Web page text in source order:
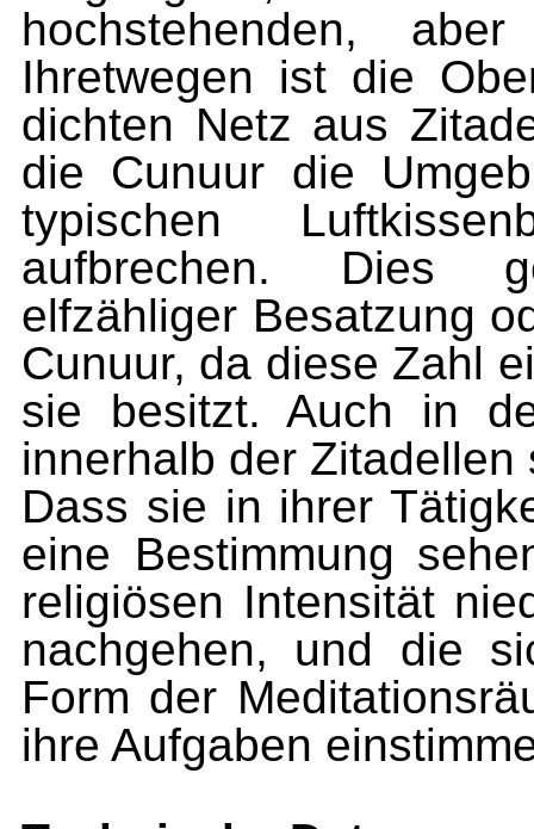
hochstehenden,
Ihretwegen ist die
dichten Netz aus
die Cunuur die
typischen
aufbrechen. Dies
elfzähliger Besatzung
Cunuur, da diese Zahl
sie besitzt. Auch in
innerhalb der
Dass sie in ihrer
eine Bestimmung
religiösen Intensität
nachgehen, und die
Form der
ihre Aufgaben